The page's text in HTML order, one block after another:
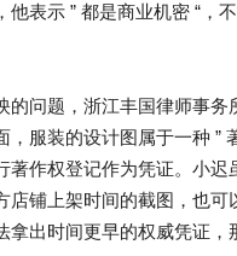
他表示 ” 都是商业机密 “，
的问题，浙江丰国律师事务
，服装的设计图属于一种 ”
著作权登记作为凭证。小迟
店铺上架时间的截图，也可
拿出时间更早的权威凭证，